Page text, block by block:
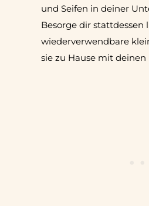
und Seifen in deiner
Besorge dir stattdessen
wiederverwendbare
sie zu Hause mit